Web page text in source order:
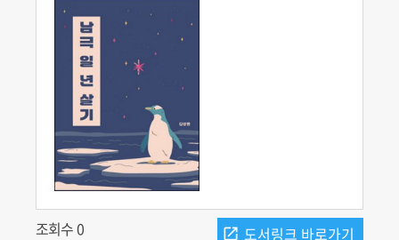
조회수 0